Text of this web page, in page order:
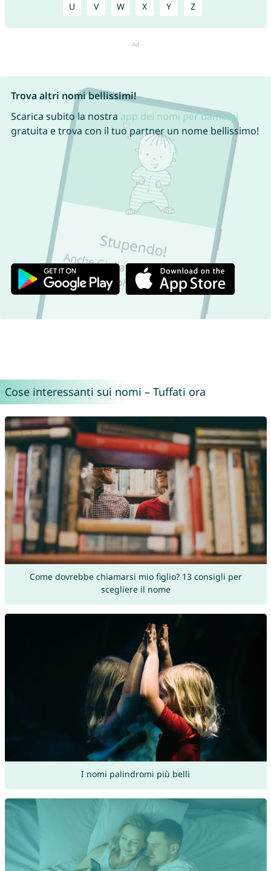
U V W X Y Z
Trova altri nomi bellissimi!
Scarica subito la nostra app dei nomi per bambini
gratuita e trova con il tuo partner un nome bellissimo!
Cose interessanti sui nomi – Tuffati ora
Come dovrebbe chiamarsi mio figlio? 13 consigli per
scegliere il nome
I nomi palindromi più belli